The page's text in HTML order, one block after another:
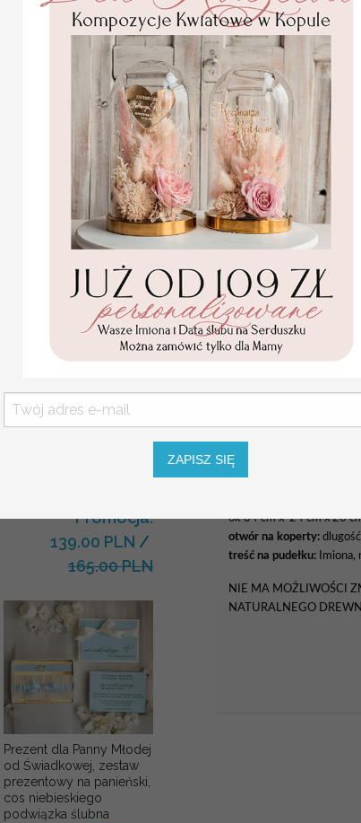
Statuetka pamiątka
Pierwszej Komunii w
personalizowana
Pamiątka Komunijna
opakowanie na pieniądze
Promocja:
/105.00
PLN
Komunijne
Promocja:
139.00 PLN /
165.00 PLN
Prezent dla Panny Młodej
od Świadkowej, zestaw
prezentowy na panieński,
cos niebieskiego
podwiązka ślubna
Wasze inicjały,
Prosimy jednego
ładnie
I dlatego właśnie
Pudelko skrzynka
części
Oferowane
wykonać w
Solidnie wykonane
jako pudełko na
Te drewniane
przechowywanie
PUDEŁKO NA
ok 34 cm x 24 cm x 20
otwór na koperty:
treść na pudełku: Imiona,
NIE MA MOŻLIWOŚCI
NATURALNEGO
ZAPISZ SIĘ